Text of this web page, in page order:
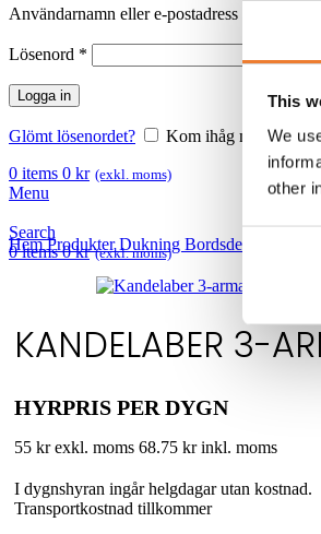
This
We
other
Användarnamn eller e-postadress
Lösenord *
Logga in
Glömt lösenordet?
Kom ihåg mig
0 items 0 kr (exkl. moms)
Menu
Search
0items 0kr (exkl. moms)
HemProdukterDukning Bordsdekor
KANDELABER 3-
HYRPRIS PER DYGN
55 kr exkl. moms 68.75 kr inkl. moms
I dygnshyran ingår helgdagar utan kostnad.
Transportkostnad tillkommer